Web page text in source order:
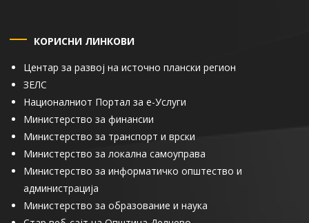
КОРИСНИ ЛИНКОВИ
Центар за развој на источно плански регион
ЗЕЛС
Националниот Портал за е-Услуги
Министерство за финансии
Министерство за транспорт и врски
Министерство за локална самоуправа
Министерство за информатичко општество и
администрација
Министерство за образование и наука